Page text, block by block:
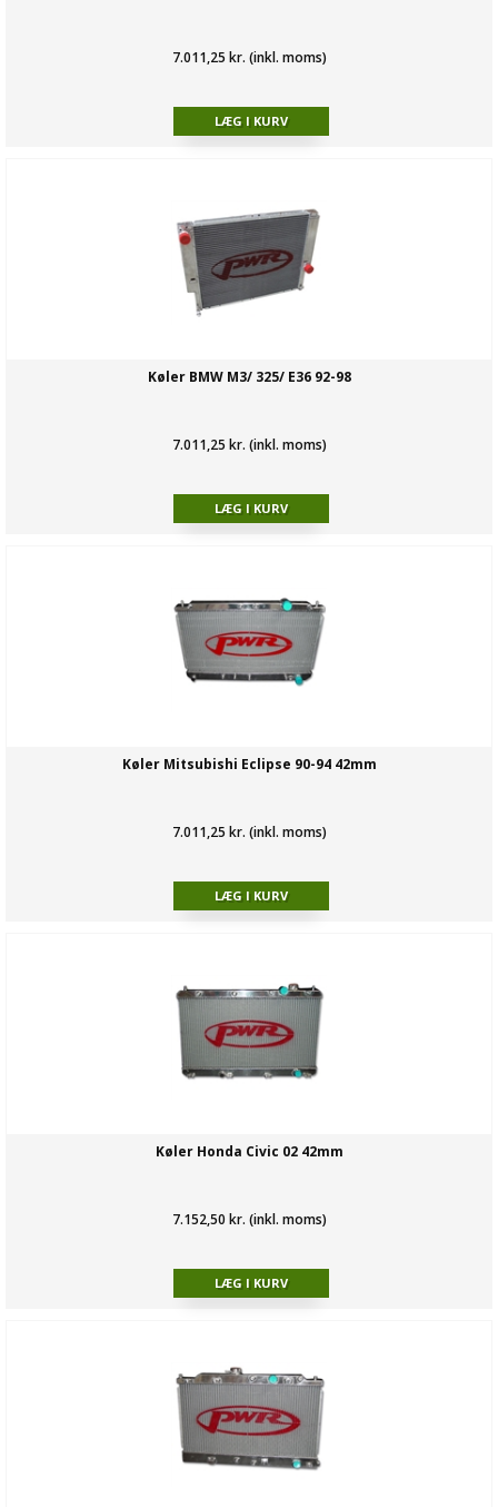
7.011,25 kr. (inkl. moms)
Køler BMW M3/ 325/ E36 92-98
7.011,25 kr. (inkl. moms)
Køler Mitsubishi Eclipse 90-94 42mm
7.011,25 kr. (inkl. moms)
Køler Honda Civic 02 42mm
7.152,50 kr. (inkl. moms)